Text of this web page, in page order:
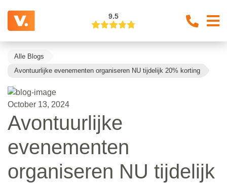
9.5
Alle Blogs
Avontuurlijke evenementen organiseren NU tijdelijk 20% korting
October 13, 2024
Avontuurlijke
evenementen
organiseren NU tijdelijk